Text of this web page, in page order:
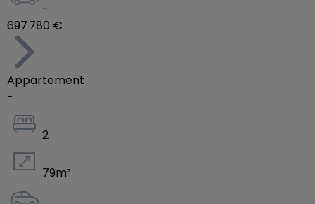
-
697 780 €
Appartement
-
2
79m²